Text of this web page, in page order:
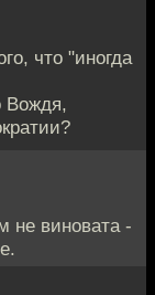
что "иногда
Вождя,
не виновата -